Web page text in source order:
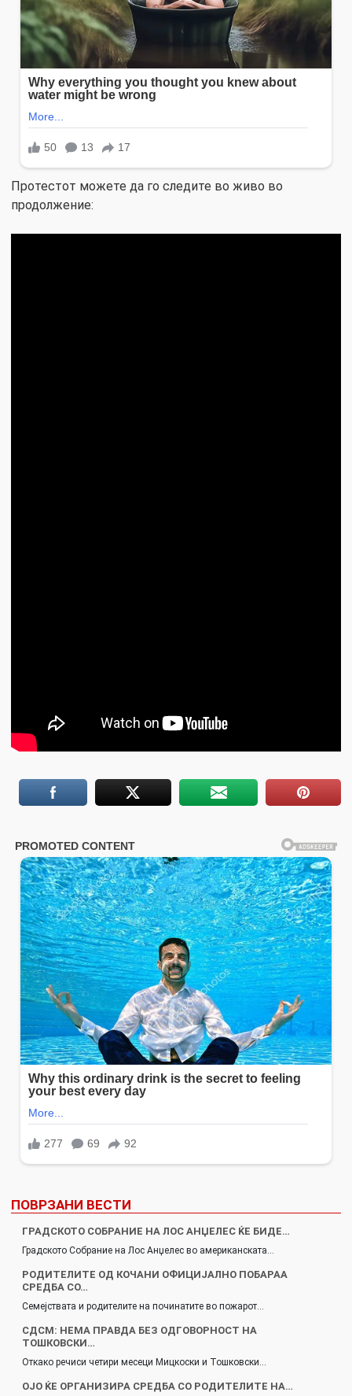
Протестот можете да го следите во живо во
продолжение:
ПОВРЗАНИ ВЕСТИ
ГРАДСКОТО СОБРАНИЕ НА ЛОС АНЏЕЛЕС ЌЕ БИДЕ…
Градското Собрание на Лос Анџелес во американската…
РОДИТЕЛИТЕ ОД КОЧАНИ ОФИЦИЈАЛНО ПОБАРАА
СРЕДБА СО…
Семејствата и родителите на починатите во пожарот…
СДСМ: НЕМА ПРАВДА БЕЗ ОДГОВОРНОСТ НА
ТОШКОВСКИ…
Откако речиси четири месеци Мицкоски и Тошковски…
ОЈО ЌЕ ОРГАНИЗИРА СРЕДБА СО РОДИТЕЛИТЕ НА…